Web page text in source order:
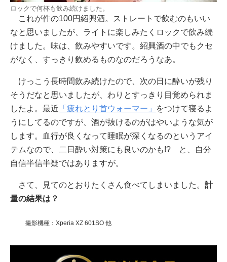
ロックで何杯も飲み続けました。
これが件の100円紹興酒。ストレートで飲むのもいい
なと思いましたが、ライトに楽しみたくロックで飲み続
けました。味は、飲みやすいです。紹興酒の中でもクセ
がなく、すっきり飲めるものなのだろうなあ。
けっこう長時間飲み続けたので、次の日に酔いが残り
そうだなと思いましたが、わりとすっきり目覚められま
したよ。最近 「疲れとり首ウォーマー」
をつけて寝るよ
うにしてるのですが、酒が抜けるのがはやいような気が
します。血行が良くなって睡眠が深くなるのというアイ
テムなので、二日酔い対策にも良いのかも!? と、自分
自信半信半疑ではありますが。
さて、見てのとおりたくさん食べてしまいました。 計
量の結果は？
撮影機種：Xperia XZ 601SO 他